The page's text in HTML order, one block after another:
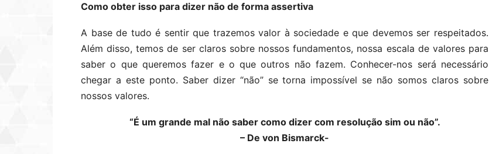
Como obter isso para dizer não de forma assertiva
A base de tudo é sentir que trazemos valor à sociedade e que devemos ser respeitados.
Além disso, temos de ser claros sobre nossos fundamentos, nossa escala de valores para
saber o que queremos fazer e o que outros não fazem. Conhecer-nos será necessário
chegar a este ponto. Saber dizer “não” se torna impossível se não somos claros sobre
nossos valores.
“É um grande mal não saber como dizer com resolução sim ou não”.
– De von Bismarck-